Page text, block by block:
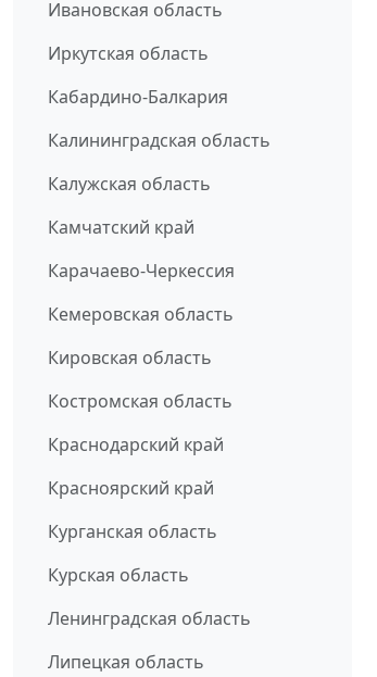
Ивановская область
Иркутская область
Кабардино-Балкария
Калининградская область
Калужская область
Камчатский край
Карачаево-Черкессия
Кемеровская область
Кировская область
Костромская область
Краснодарский край
Красноярский край
Курганская область
Курская область
Ленинградская область
Липецкая область